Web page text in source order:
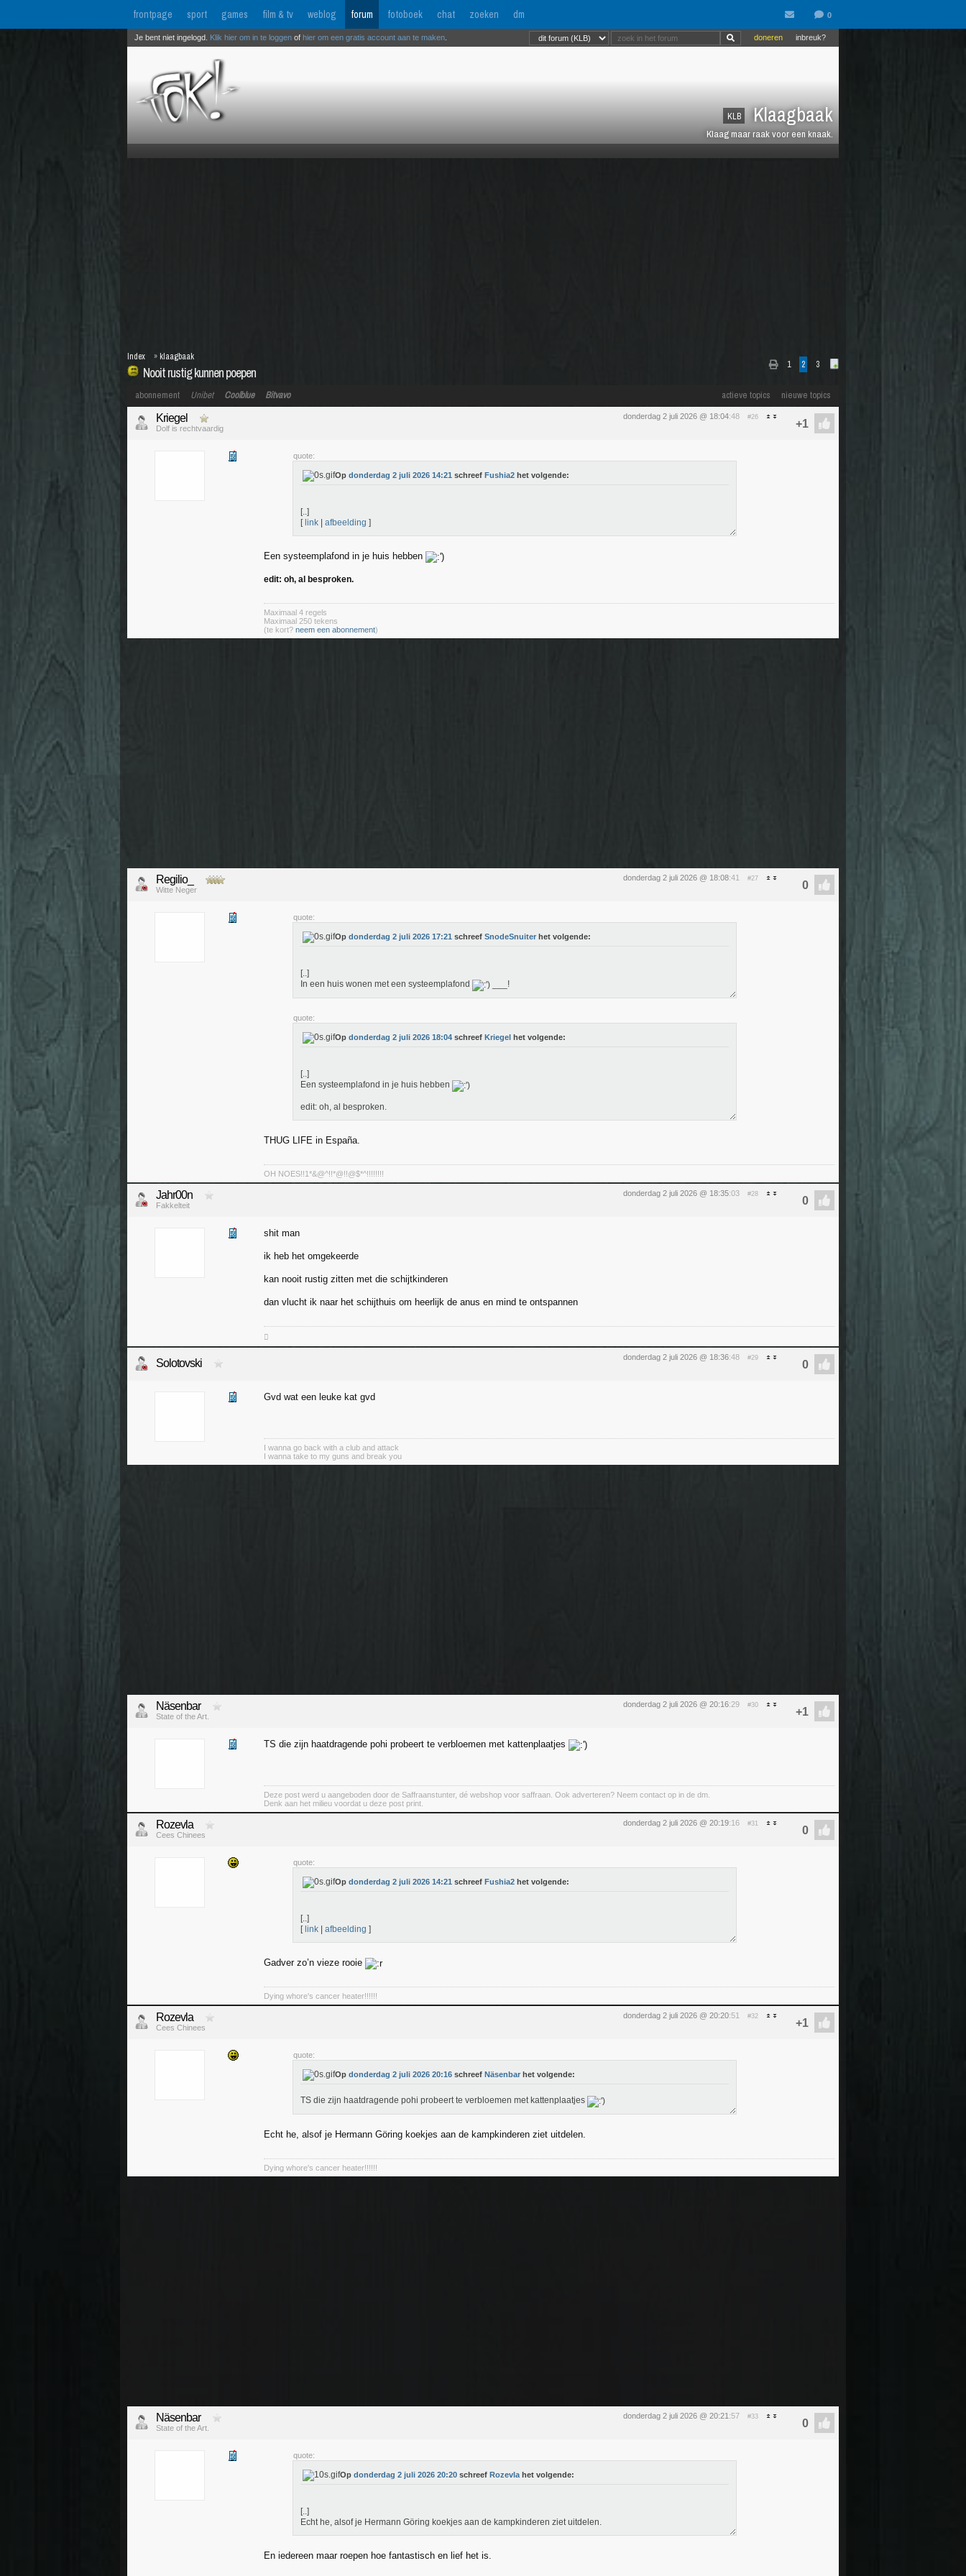
frontpage sport games film & tv weblog forum fotoboek chat zoeken dm
KLB Klaagbaak
Klaag maar raak voor een knaak.
inbreuk?
doneren
Je bent niet ingelogd. Klik hier om in te loggen of hier om een gratis account aan te maken
1 2 3
Nooit rustig kunnen poepen
Index »klaagbaak
actieve topics nieuwe topics
abonnement Unibet Coolblue Bitvavo
donderdag 2 juli 2026 @ 18:04:48 #26
Kriegel
Dolf is rechtvaardig
quote:
Op donderdag 2 juli 2026 14:21 schreef Fushia2 het volgende:
[..]
[ link afbeelding ]
Een systeemplafond in je huis hebben
edit: oh, al besproken.
Maximaal 4 regels
Maximaal 250 tekens
(te kort? neem een abonnement)
donderdag 2 juli 2026 @ 18:08:41 #27
Regilio_
Witte Neger
quote:
Op donderdag 2 juli 2026 17:21 schreef SnodeSnuiter het volgende:
[..]
In een huis wonen met een systeemplafond
___!
quote:
Op donderdag 2 juli 2026 18:04 schreef Kriegel het volgende:
[..]
Een systeemplafond in je huis hebben
edit: oh, al besproken.
THUG LIFE in España.
OH NOES!!1*&@^!!*@!!@$*^!!!!!!!!
donderdag 2 juli 2026 @ 18:35:03 #28
Jahr00n
Fakkelteit
shit man
ik heb het omgekeerde
kan nooit rustig zitten met die schijtkinderen
dan vlucht ik naar het schijthuis om heerlijk de anus en mind te ontspannen

donderdag 2 juli 2026 @ 18:36:48 #29
Solotovski
Gvd wat een leuke kat gvd
I wanna go back with a club and attack
I wanna take to my guns and break you
donderdag 2 juli 2026 @ 20:16:29 #30
Näsenbar
State of the Art.
TS die zijn haatdragende pohi probeert te verbloemen met kattenplaatjes
Deze post werd u aangeboden door de Saffraanstunter, dé webshop voor saffraan. Ook adverteren? Neem contact op in de dm.
Denk aan het milieu voordat u deze post print.
donderdag 2 juli 2026 @ 20:19:16 #31
Rozevla
Cees Chinees
quote:
Op donderdag 2 juli 2026 14:21 schreef Fushia2 het volgende:
[..]
[ link afbeelding ]
Gadver zo’n vieze rooie
Dying whore's cancer heater!!!!!!
donderdag 2 juli 2026 @ 20:20:51 #32
Rozevla
Cees Chinees
quote:
Op donderdag 2 juli 2026 20:16 schreef Näsenbar het volgende:
TS die zijn haatdragende pohi probeert te verbloemen met kattenplaatjes
Echt he, alsof je Hermann Göring koekjes aan de kampkinderen ziet uitdelen.
Dying whore's cancer heater!!!!!!
donderdag 2 juli 2026 @ 20:21 :57 #33
Näsenbar
State of the Art.
quote:
Op donderdag 2 juli 2026 20:20 schreef Rozevla het volgende:
[..]
Echt he, alsof je Hermann Göring koekjes aan de kampkinderen ziet uitdelen.
En iedereen maar roepen hoe fantastisch en lief het is.